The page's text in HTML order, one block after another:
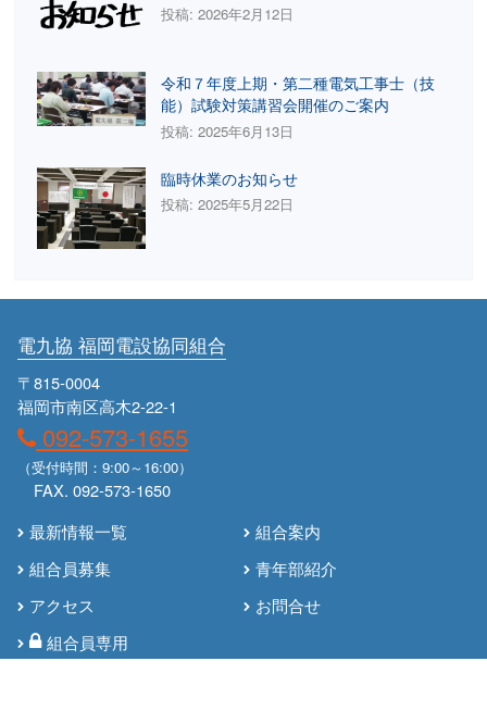
投稿: 2026年2月12日
令和７年度上期・第二種電気工事士（技
能）試験対策講習会開催のご案内
投稿: 2025年6月13日
臨時休業のお知らせ
投稿: 2025年5月22日
電九協 福岡電設協同組合
〒815-0004
福岡市南区高木2-22-1
092-573-1655
（受付時間：9:00～16:00）
FAX. 092-573-1650
最新情報一覧
組合案内
組合員募集
青年部紹介
アクセス
お問合せ
組合員専用